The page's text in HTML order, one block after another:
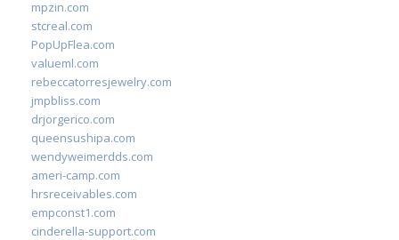
mpzin.com
stcreal.com
PopUpFlea.com
valueml.com
rebeccatorresjewelry.com
jmpbliss.com
drjorgerico.com
queensushipa.com
wendyweimerdds.com
ameri-camp.com
hrsreceivables.com
empconst1.com
cinderella-support.com